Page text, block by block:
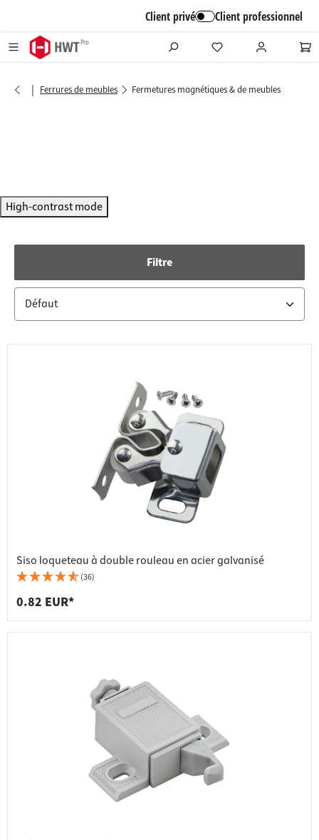
Client privé Client professionnel
| Ferrures de meubles Fermetures magnétiques & de meubles
High-contrast mode
Filtre
Siso loqueteau à double rouleau en acier galvanisé
(36)
0.82 EUR*